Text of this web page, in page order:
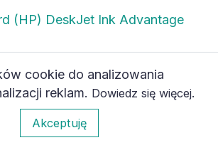
(HP) DeskJet Ink Advantage
(HP) DeskJet Ink Advantage
(HP) DeskJet Ink Advantage
cookie do analizowania
reklam. Dowiedz się więcej.
Akceptuję